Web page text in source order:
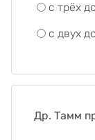
с трёх
с двух
Др. Тамм